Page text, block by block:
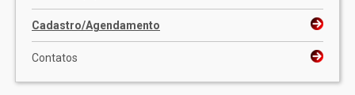
Cadastro/Agendamento
Contatos